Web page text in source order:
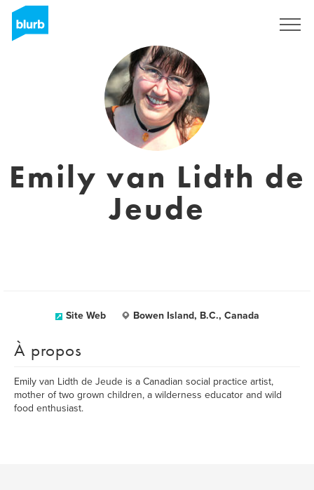
Emily van Lidth de
Jeude
Site Web Bowen Island, B.C., Canada
À propos
Emily van Lidth de Jeude is a Canadian social practice artist,
mother of two grown children, a wilderness educator and wild
food enthusiast.